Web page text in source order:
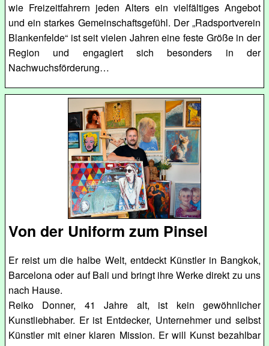
wie Freizeitfahrern jeden Alters ein vielfältiges Angebot
und ein starkes Gemeinschaftsgefühl. Der „Radsportverein
Blankenfelde“ ist seit vielen Jahren eine feste Größe in der
Region und engagiert sich besonders in der
Nachwuchsförderung…
Von der Uniform zum Pinsel
Er reist um die halbe Welt, entdeckt Künstler in Bangkok,
Barcelona oder auf Bali und bringt ihre Werke direkt zu uns
nach Hause.
Reiko Donner, 41 Jahre alt, ist kein gewöhnlicher
Kunstliebhaber. Er ist Entdecker, Unternehmer und selbst
Künstler mit einer klaren Mission. Er will Kunst bezahlbar